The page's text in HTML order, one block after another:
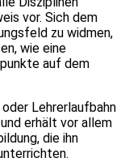
vor. Sich dem
zu widmen,
wie eine
auf dem
Lehrerlaufbahn
erhält vor allem
die ihn